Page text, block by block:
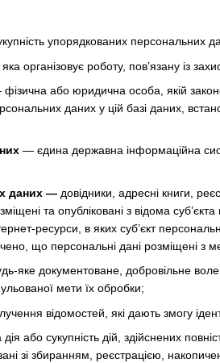
упорядкованих персональних
організовує роботу, пов’язану із
або юридична особа, якій
даних у цій базі даних,
— єдина державна інформаційна
даних — довідники, адресні книги,
та опубліковані з відома
ресурси, в яких суб’єкт
що персональні дані розміщені з
яке документоване, добровільне
мети їх обробки;
відомостей, які дають змогу
дія або сукупність дій, здійснених
зі збиранням, реєстрацією,